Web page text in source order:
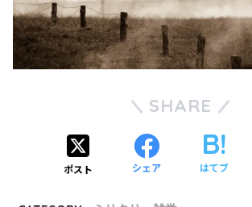
SHARE
ポスト シェア はてブ